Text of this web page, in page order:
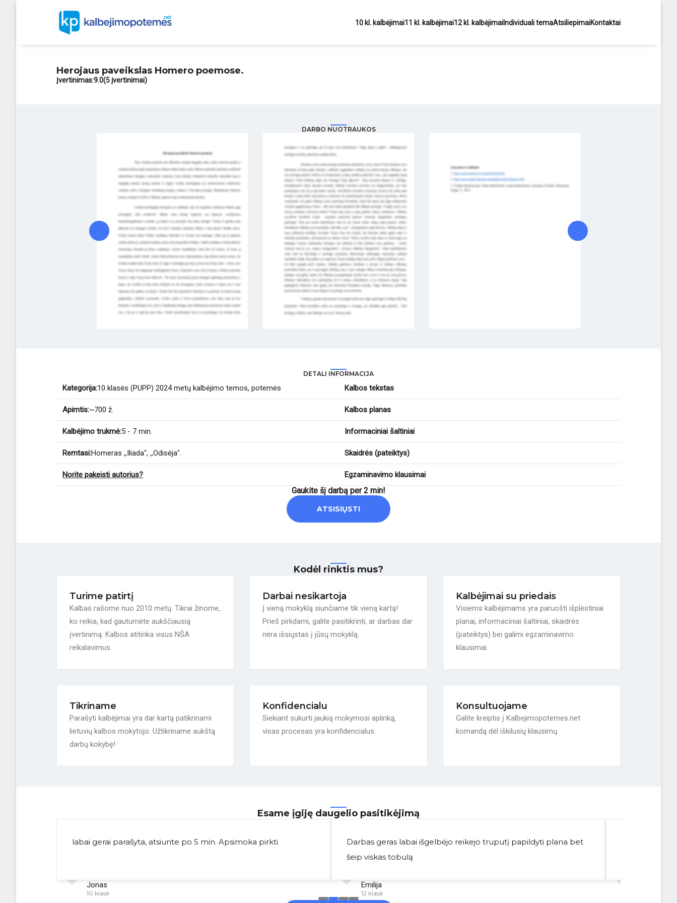
10 kl. kalbėjimai11 kl. kalbėjimai12 kl. kalbėjimaiIndividuali temaAtsiliepimaiKontaktai
Herojaus paveikslas Homero poemose.
Įvertinimas:9.0(5 įvertinimai)
DARBO NUOTRAUKOS
DETALI INFORMACIJA
Kategorija:10 klasės (PUPP) 2024 metų kalbėjimo temos, potemės
Apimtis:~700 ž.
Kalbėjimo trukmė:5 - 7 min.
Remtasi:Homeras ,,Iliada", ,,Odisėja".
Norite pakeisti autorius?
Kalbos tekstas
Kalbos planas
Informaciniai šaltiniai
Skaidrės (pateiktys)
Egzaminavimo klausimai
Gaukite šį darbą per 2 min!
ATSISIŲSTI
Kodėl rinktis mus?
Turime patirtį
Kalbas rašome nuo 2010 metų. Tikrai žinome,
ko reikia, kad gautumėte aukščiausią
įvertinimą. Kalbos atitinka visus NŠA
reikalavimus.
Darbai nesikartoja
Į vieną mokyklą siunčiame tik vieną kartą!
Prieš pirkdami, galite pasitikrinti, ar darbas dar
nėra išsiųstas į jūsų mokyklą.
Kalbėjimai su priedais
Visiems kalbėjimams yra paruošti išplėstiniai
planai, informaciniai šaltiniai, skaidrės
(pateiktys) bei galimi egzaminavimo
klausimai.
Tikriname
Parašyti kalbėjimai yra dar kartą patikrinami
lietuvių kalbos mokytojo. Užtikriname aukštą
darbų kokybę!
Konfidencialu
Siekiant sukurti jaukią mokymosi aplinką,
visas procesas yra konfidencialus.
Konsultuojame
Galite kreiptis į Kalbejimopotemes.net
komandą dėl iškilusių klausimų.
Esame įgiję daugelio pasitikėjimą
labai gerai parašyta, atsiunte po 5 min. Apsimoka pirkti
Jonas
10 klasė
Darbas geras labai išgelbėjo reikejo truputį papildyti plana bet
šeip viskas tobulą
Emilija
12 klasė